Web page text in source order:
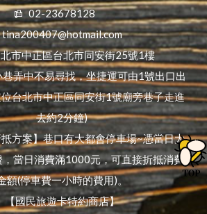
02-23678128
tina200407@hotmail.com
市中正區台北市同安街25號1樓
弄中不易尋找，坐捷運可由1號出口出
台北市中正區同安街1號廟旁巷子走進
去約2分鐘)
抵方案】巷口有大都會停車場~憑當日大
當日消費滿1000元，可直接折抵消費
額(停車費一小時的費用)。
【國民旅遊卡特約商店】